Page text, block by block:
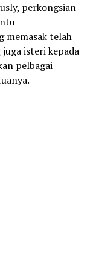
perkongsian
memasak telah
isteri kepada
pelbagai